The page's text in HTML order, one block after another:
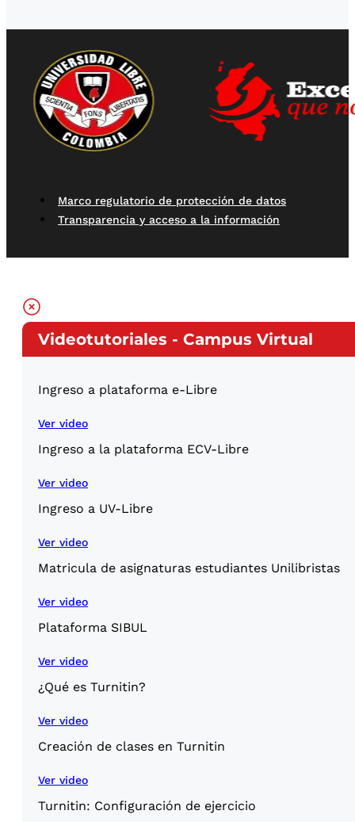
Marco regulatorio de protección de datos
Transparencia y acceso a la información
Videotutoriales - Campus Virtual
Ingreso a plataforma e-Libre
Ver video
Ingreso a la plataforma ECV-Libre
Ver video
Ingreso a UV-Libre
Ver video
Matricula de asignaturas estudiantes Unilibristas
Ver video
Plataforma SIBUL
Ver video
¿Qué es Turnitin?
Ver video
Creación de clases en Turnitin
Ver video
Turnitin: Configuración de ejercicio